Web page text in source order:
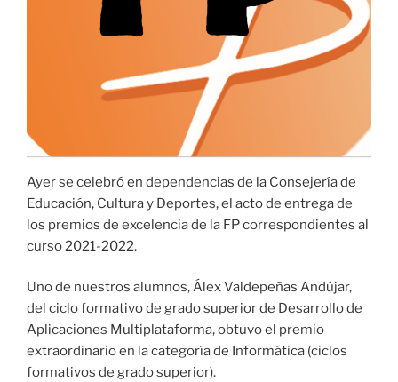
Ayer se celebró en dependencias de la Consejería de
Educación, Cultura y Deportes, el acto de entrega de
los premios de excelencia de la FP correspondientes al
curso 2021-2022.
Uno de nuestros alumnos, Álex Valdepeñas Andújar,
del ciclo formativo de grado superior de Desarrollo de
Aplicaciones Multiplataforma, obtuvo el premio
extraordinario en la categoría de Informática (ciclos
formativos de grado superior).